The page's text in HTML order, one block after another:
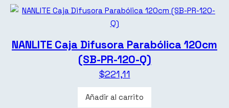
NANLITE Caja Difusora Parabólica 120cm
(SB-PR-120-Q)
$221,11
Añadir al carrito